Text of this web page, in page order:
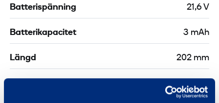
Batterispänning 21,6 V
Batterikapacitet 3 mAh
Längd 202 mm
92 mm